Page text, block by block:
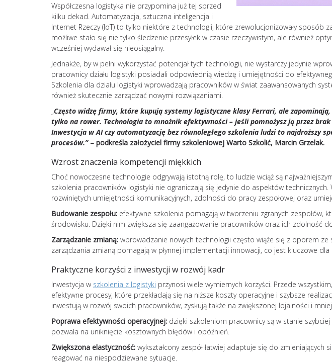
Współczesna logistyka nie przypomina już tej sprzed
kilku dekad. Automatyzacja, sztuczna inteligencja i
Internet Rzeczy (IoT) to tylko niektóre z technologii, które zrewolucjonizowały sposób
możliwe stało się nie tylko śledzenie przesyłek w czasie rzeczywistym, ale również
wcześniej wydawał się nieosiągalny.
Jednakże, by w pełni wykorzystać potencjał tych technologii, nie wystarczy jedynie
pracownicy działu logistyki posiadali odpowiednią wiedzę i umiejętności do
Szkolenia dla działu logistyki wprowadzają pracowników w świat zaawansowanych
również skutecznie zarządzać nowymi rozwiązaniami.
„Często widzę firmy, które kupują systemy logistyczne klasy Ferrari, ale
tylko na rower. Technologia to mnożnik efektywności – jeśli pomnożysz ją przez
Inwestycja w AI czy automatyzację bez równoległego szkolenia ludzi to najdroższy
procesów.” – podkreśla założyciel firmy szkoleniowej Warto Szkolić, Marcin Grzelak.
Wzrost znaczenia kompetencji miękkich
Choć nowoczesne technologie odgrywają istotną rolę, to ludzie wciąż są
szkolenia pracowników logistyki nie ograniczają się jedynie do aspektów technicznych.
rozwiniętych umiejętności komunikacyjnych, zdolności do pracy zespołowej oraz
Budowanie zespołu: efektywne szkolenia pomagają w tworzeniu zgranych zespołów,
środowisku. Dzięki nim zwiększa się zaangażowanie pracowników oraz ich zdolność
Zarządzanie zmianą: wprowadzanie nowych technologii często wiąże się z oporem ze
zarządzania zmianą pomagają w płynnej implementacji innowacji, co jest kluczowe
Praktyczne korzyści z inwestycji w rozwój kadr
Inwestycja w szkolenia z logistyki przynosi wiele wymiernych korzyści. Przede
efektywne procesy, które przekładają się na niższe koszty operacyjne i szybsze
inwestują w rozwój swoich pracowników, zyskują także na zwiększonej lojalności i
Poprawa efektywności operacyjnej: dzięki szkoleniom pracownicy są w stanie
pozwala na uniknięcie kosztownych błędów i opóźnień.
Zwiększona elastyczność: wykształcony zespół łatwiej adaptuje się do zmieniających
reagować na niespodziewane sytuacje.